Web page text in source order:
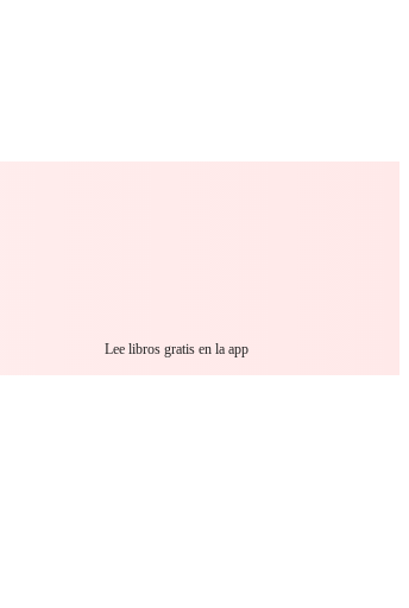
Lee libros gratis en la app